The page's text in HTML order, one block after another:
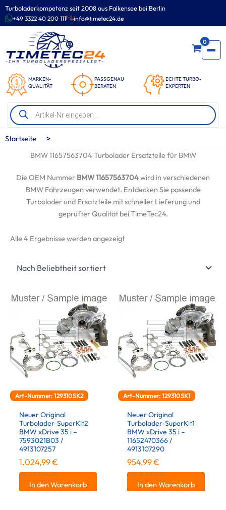
Turboladerkompetenz seit 2008 aus Falkensee bei Berlin
+49 3322 40 200 111 info@timetec24.de
MARKEN-
QUALITÄT
PASSGENAU
BERATEN
ECHTE TURBO-
EXPERTEN
0
Products
search
Zum
Inhalt
springen
Startseite >
BMW 11657563704 Turbolader Ersatzteile für BMW
Die OEM Nummer BMW 11657563704wird in verschiedenen
BMW Fahrzeugen verwendet. Entdecken Sie passende
Turbolader und Ersatzteile mit schneller Lieferung und
geprüfter Qualität bei TimeTec24.
Alle 4 Ergebnisse werden angezeigtNach
Art-Nummer: 129310SK2
Neuer Original
Turbolader-SuperKit2
BMW xDrive 35 i –
7593021B03 /
4913107257
1.024,99€
inkl. 19 % MwSt.
In den Warenkorb
Art-Nummer: 129310SK1
Neuer Original
Turbolader-SuperKit1
BMW xDrive 35 i –
11652470366 /
4913107290
954,99€
inkl. 19 % MwSt.
In den Warenkorb